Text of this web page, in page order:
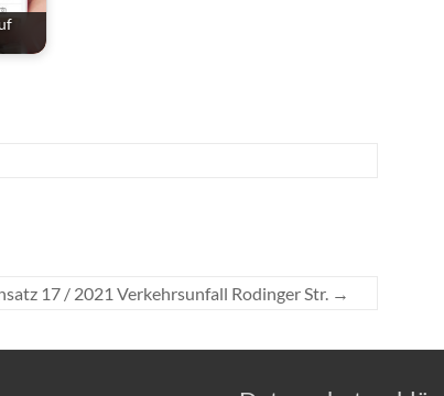
17 / 2021 Verkehrsunfall Rodinger Str. →